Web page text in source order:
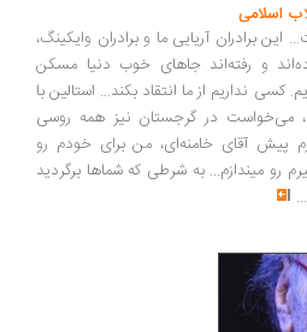
اسلامی
برادران آریایی ما و برادران وایکینگ،
و رفته‌اند جاهای خوب دنیا مسکن
کسی نداریم از ما انتقاد بکند... استالین با
می‌خواست در گرجستان نیز همه روسی
پیش آقای خامنه‌ای، من برای خودم رو
رو میندازم... به شرطی که شماها برگردید
...